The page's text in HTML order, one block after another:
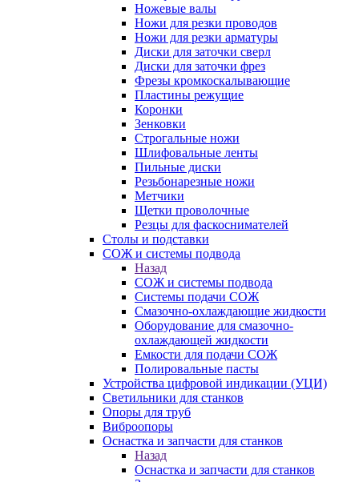
Ножевые валы
Ножи для резки проводов
Ножи для резки арматуры
Диски для заточки сверл
Диски для заточки фрез
Фрезы кромкоскалывающие
Пластины режущие
Коронки
Зенковки
Строгальные ножи
Шлифовальные ленты
Пильные диски
Резьбонарезные ножи
Метчики
Щетки проволочные
Резцы для фаскоснимателей
Столы и подставки
СОЖ и системы подвода
Назад
СОЖ и системы подвода
Системы подачи СОЖ
Смазочно-охлаждающие жидкости
Оборудование для смазочно-
охлаждающей жидкости
Емкости для подачи СОЖ
Полировальные пасты
Устройства цифровой индикации (УЦИ)
Светильники для станков
Опоры для труб
Виброопоры
Оснастка и запчасти для станков
Назад
Оснастка и запчасти для станков